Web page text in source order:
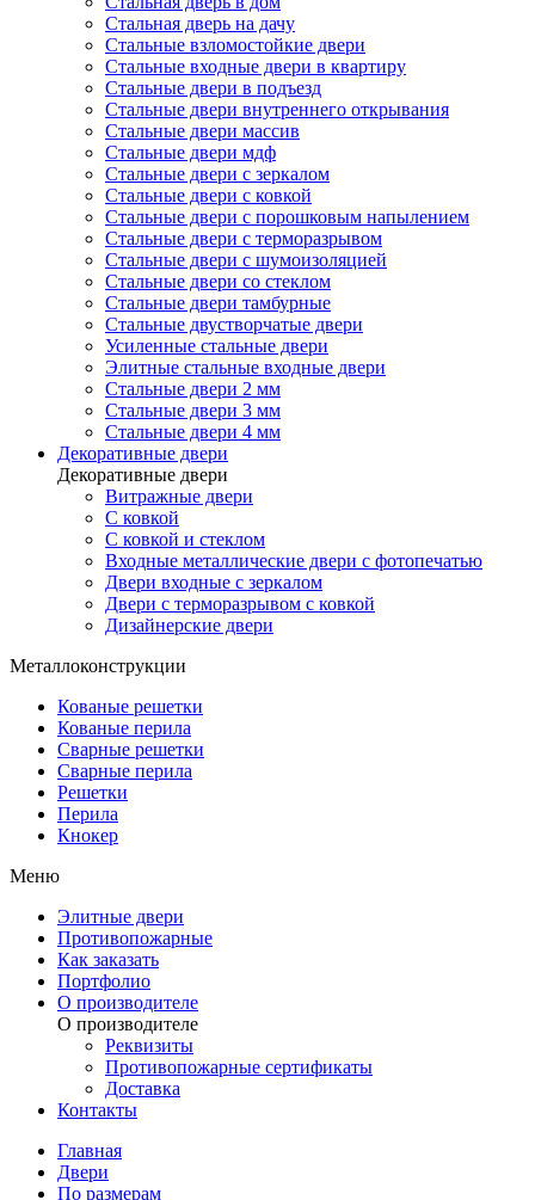
Стальная дверь на дачу
Стальные взломостойкие двери
Стальные входные двери в квартиру
Стальные двери в подъезд
Стальные двери внутреннего открывания
Стальные двери массив
Стальные двери мдф
Стальные двери с зеркалом
Стальные двери с ковкой
Стальные двери с порошковым напылением
Стальные двери с терморазрывом
Стальные двери с шумоизоляцией
Стальные двери со стеклом
Стальные двери тамбурные
Стальные двустворчатые двери
Усиленные стальные двери
Элитные стальные входные двери
Стальные двери 2 мм
Стальные двери 3 мм
Стальные двери 4 мм
Декоративные двери
Декоративные двери
Витражные двери
С ковкой
С ковкой и стеклом
Входные металлические двери с фотопечатью
Двери входные с зеркалом
Двери с терморазрывом с ковкой
Дизайнерские двери
Металлоконструкции
Кованые решетки
Кованые перила
Сварные решетки
Сварные перила
Решетки
Перила
Кнокер
Меню
Элитные двери
Противопожарные
Как заказать
Портфолио
О производителе
О производителе
Реквизиты
Противопожарные сертификаты
Доставка
Контакты
Главная
Двери
По размерам